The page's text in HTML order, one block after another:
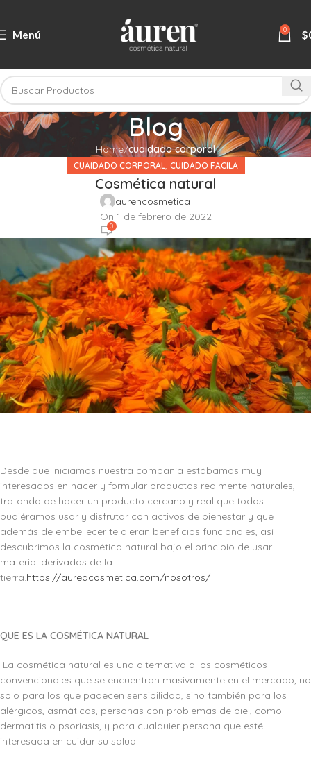
Menú 0 $
Blog
Home cuaidado corporal
CUAIDADO CORPORAL, CUIDADO FACILA
Cosmética natural
aurencosmetica
On 1 de febrero de 2022
0
Desde que iniciamos nuestra compañía estábamos muy
interesados en hacer y formular productos realmente naturales,
tratando de hacer un producto cercano y real que todos
pudiéramos usar y disfrutar con activos de bienestar y que
además de embellecer te dieran beneficios funcionales, así
descubrimos la cosmética natural bajo el principio de usar
material derivados de la
tierra. https://aureacosmetica.com/nosotros/
QUE ES LA COSMÉTICA NATURAL
La cosmética natural es una alternativa a los cosméticos
convencionales que se encuentran masivamente en el mercado, no
solo para los que padecen sensibilidad, sino también para los
alérgicos, asmáticos, personas con problemas de piel, como
dermatitis o psoriasis, y para cualquier persona que esté
interesada en cuidar su salud.